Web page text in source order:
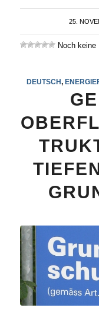
25.
Noch keine
DEUTSCH,